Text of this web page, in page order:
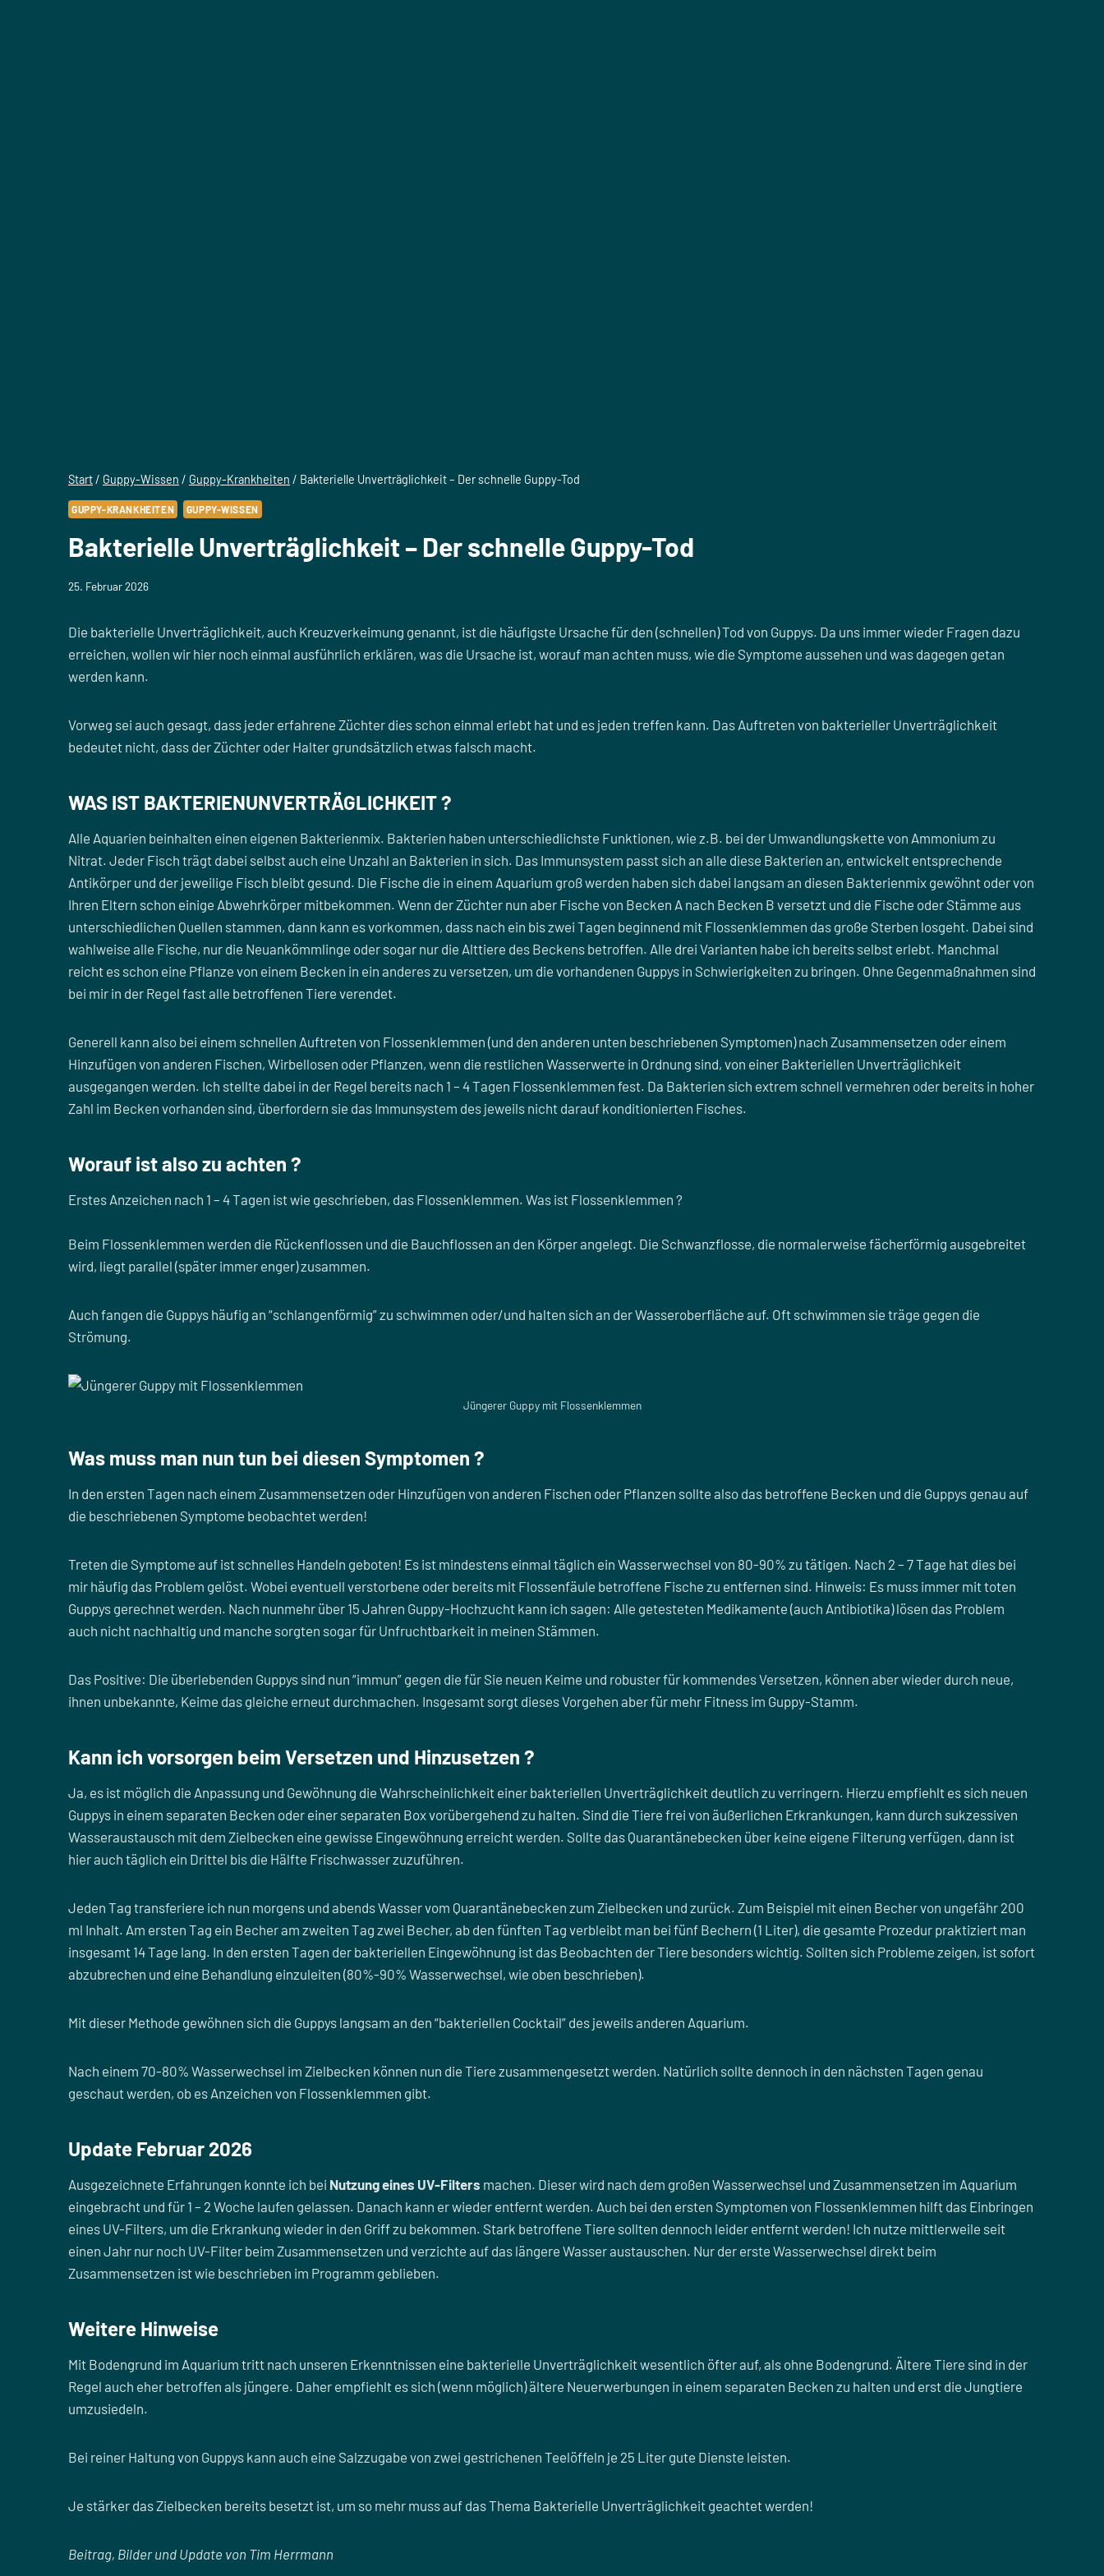
Start/ Guppy-Wissen / Guppy-Krankheiten / Bakterielle Unverträglichkeit – Der schnelle Guppy-Tod
GUPPY-KRANKHEITEN GUPPY-WISSEN
Bakterielle Unverträglichkeit – Der schnelle Guppy-Tod
25. Februar 2026
Die bakterielle Unverträglichkeit, auch Kreuzverkeimung genannt, ist die häufigste Ursache für den (schnellen) Tod von Guppys. Da uns immer wieder Fragen dazu
erreichen, wollen wir hier noch einmal ausführlich erklären, was die Ursache ist, worauf man achten muss, wie die Symptome aussehen und was dagegen getan
werden kann.
Vorweg sei auch gesagt, dass jeder erfahrene Züchter dies schon einmal erlebt hat und es jeden treffen kann. Das Auftreten von bakterieller Unverträglichkeit
bedeutet nicht, dass der Züchter oder Halter grundsätzlich etwas falsch macht.
WAS IST BAKTERIENUNVERTRÄGLICHKEIT ?
Alle Aquarien beinhalten einen eigenen Bakterienmix. Bakterien haben unterschiedlichste Funktionen, wie z.B. bei der Umwandlungskette von Ammonium zu
Nitrat. Jeder Fisch trägt dabei selbst auch eine Unzahl an Bakterien in sich. Das Immunsystem passt sich an alle diese Bakterien an, entwickelt entsprechende
Antikörper und der jeweilige Fisch bleibt gesund. Die Fische die in einem Aquarium groß werden haben sich dabei langsam an diesen Bakterienmix gewöhnt oder von
Ihren Eltern schon einige Abwehrkörper mitbekommen. Wenn der Züchter nun aber Fische von Becken A nach Becken B versetzt und die Fische oder Stämme aus
unterschiedlichen Quellen stammen, dann kann es vorkommen, dass nach ein bis zwei Tagen beginnend mit Flossenklemmen das große Sterben losgeht. Dabei sind
wahlweise alle Fische, nur die Neuankömmlinge oder sogar nur die Alttiere des Beckens betroffen. Alle drei Varianten habe ich bereits selbst erlebt. Manchmal
reicht es schon eine Pflanze von einem Becken in ein anderes zu versetzen, um die vorhandenen Guppys in Schwierigkeiten zu bringen. Ohne Gegenmaßnahmen sind
bei mir in der Regel fast alle betroffenen Tiere verendet.
Generell kann also bei einem schnellen Auftreten von Flossenklemmen (und den anderen unten beschriebenen Symptomen) nach Zusammensetzen oder einem
Hinzufügen von anderen Fischen, Wirbellosen oder Pflanzen, wenn die restlichen Wasserwerte in Ordnung sind, von einer Bakteriellen Unverträglichkeit
ausgegangen werden. Ich stellte dabei in der Regel bereits nach 1 – 4 Tagen Flossenklemmen fest. Da Bakterien sich extrem schnell vermehren oder bereits in hoher
Zahl im Becken vorhanden sind, überfordern sie das Immunsystem des jeweils nicht darauf konditionierten Fisches.
Worauf ist also zu achten ?
Erstes Anzeichen nach 1 – 4 Tagen ist wie geschrieben, das Flossenklemmen. Was ist Flossenklemmen ?
Beim Flossenklemmen werden die Rückenflossen und die Bauchflossen an den Körper angelegt. Die Schwanzflosse, die normalerweise fächerförmig ausgebreitet
wird, liegt parallel (später immer enger) zusammen.
Auch fangen die Guppys häufig an “schlangenförmig” zu schwimmen oder/und halten sich an der Wasseroberfläche auf. Oft schwimmen sie träge gegen die
Strömung.
Jüngerer Guppy mit Flossenklemmen
Was muss man nun tun bei diesen Symptomen ?
In den ersten Tagen nach einem Zusammensetzen oder Hinzufügen von anderen Fischen oder Pflanzen sollte also das betroffene Becken und die Guppys genau auf
die beschriebenen Symptome beobachtet werden!
Treten die Symptome auf ist schnelles Handeln geboten! Es ist mindestens einmal täglich ein Wasserwechsel von 80-90% zu tätigen. Nach 2 – 7 Tage hat dies bei
mir häufig das Problem gelöst. Wobei eventuell verstorbene oder bereits mit Flossenfäule betroffene Fische zu entfernen sind. Hinweis: Es muss immer mit toten
Guppys gerechnet werden. Nach nunmehr über 15 Jahren Guppy-Hochzucht kann ich sagen: Alle getesteten Medikamente (auch Antibiotika) lösen das Problem
auch nicht nachhaltig und manche sorgten sogar für Unfruchtbarkeit in meinen Stämmen.
Das Positive: Die überlebenden Guppys sind nun “immun” gegen die für Sie neuen Keime und robuster für kommendes Versetzen, können aber wieder durch neue,
ihnen unbekannte, Keime das gleiche erneut durchmachen. Insgesamt sorgt dieses Vorgehen aber für mehr Fitness im Guppy-Stamm.
Kann ich vorsorgen beim Versetzen und Hinzusetzen ?
Ja, es ist möglich die Anpassung und Gewöhnung die Wahrscheinlichkeit einer bakteriellen Unverträglichkeit deutlich zu verringern. Hierzu empfiehlt es sich neuen
Guppys in einem separaten Becken oder einer separaten Box vorübergehend zu halten. Sind die Tiere frei von äußerlichen Erkrankungen, kann durch sukzessiven
Wasseraustausch mit dem Zielbecken eine gewisse Eingewöhnung erreicht werden. Sollte das Quarantänebecken über keine eigene Filterung verfügen, dann ist
hier auch täglich ein Drittel bis die Hälfte Frischwasser zuzuführen.
Jeden Tag transferiere ich nun morgens und abends Wasser vom Quarantänebecken zum Zielbecken und zurück. Zum Beispiel mit einen Becher von ungefähr 200
ml Inhalt. Am ersten Tag ein Becher am zweiten Tag zwei Becher, ab den fünften Tag verbleibt man bei fünf Bechern (1 Liter), die gesamte Prozedur praktiziert man
insgesamt 14 Tage lang. In den ersten Tagen der bakteriellen Eingewöhnung ist das Beobachten der Tiere besonders wichtig. Sollten sich Probleme zeigen, ist sofort
abzubrechen und eine Behandlung einzuleiten (80%-90% Wasserwechsel, wie oben beschrieben).
Mit dieser Methode gewöhnen sich die Guppys langsam an den “bakteriellen Cocktail” des jeweils anderen Aquarium.
Nach einem 70-80% Wasserwechsel im Zielbecken können nun die Tiere zusammengesetzt werden. Natürlich sollte dennoch in den nächsten Tagen genau
geschaut werden, ob es Anzeichen von Flossenklemmen gibt.
Update Februar 2026
Ausgezeichnete Erfahrungen konnte ich bei Nutzung eines UV-Filters machen. Dieser wird nach dem großen Wasserwechsel und Zusammensetzen im Aquarium
eingebracht und für 1 – 2 Woche laufen gelassen. Danach kann er wieder entfernt werden. Auch bei den ersten Symptomen von Flossenklemmen hilft das Einbringen
eines UV-Filters, um die Erkrankung wieder in den Griff zu bekommen. Stark betroffene Tiere sollten dennoch leider entfernt werden! Ich nutze mittlerweile seit
einen Jahr nur noch UV-Filter beim Zusammensetzen und verzichte auf das längere Wasser austauschen. Nur der erste Wasserwechsel direkt beim
Zusammensetzen ist wie beschrieben im Programm geblieben.
Weitere Hinweise
Mit Bodengrund im Aquarium tritt nach unseren Erkenntnissen eine bakterielle Unverträglichkeit wesentlich öfter auf, als ohne Bodengrund. Ältere Tiere sind in der
Regel auch eher betroffen als jüngere. Daher empfiehlt es sich (wenn möglich) ältere Neuerwerbungen in einem separaten Becken zu halten und erst die Jungtiere
umzusiedeln.
Bei reiner Haltung von Guppys kann auch eine Salzzugabe von zwei gestrichenen Teelöffeln je 25 Liter gute Dienste leisten.
Je stärker das Zielbecken bereits besetzt ist, um so mehr muss auf das Thema Bakterielle Unverträglichkeit geachtet werden!
Beitrag, Bilder und Update von Tim Herrmann